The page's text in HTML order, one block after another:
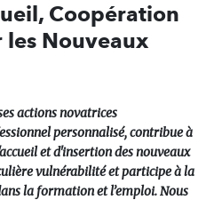
Coopération
Nouveaux
actions novatrices
personnalisé, contribue à
et d'insertion des nouveaux
vulnérabilité et participe à la
la formation et l’emploi. Nous